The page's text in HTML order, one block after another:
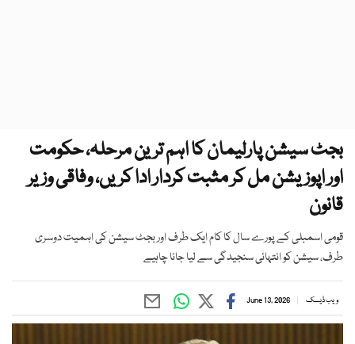
بجٹ سیشن پارلیمان کا اہم ترین مرحلہ، حکومت
اور اپوزیشن مل کر مثبت کردار ادا کریں، وفاقی وزیر
قانون
قومی اسمبلی کے پورے سال کا کام ایک طرف اور بجٹ سیشن کی اہمیت دوسری
طرف، سیشن کو انتہائی سنجیدگی سے لیا جانا چاہیے
ویب ڈیسک June 13, 2026